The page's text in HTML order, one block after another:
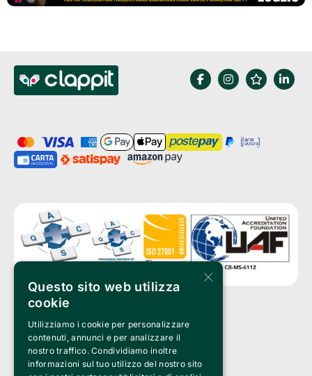
Clappit è un marchio di proprietà di:
Bemils Srl
a Socio Unico
Via Fosse Ardeatine, 4 -20092 Cinisello Balsamo (MI)
PI 05589050961
×
Questo sito web utilizza
cookie
Utilizziamo i cookie per personalizzare
contenuti, annunci e per analizzare il
nostro traffico. Condividiamo inoltre
informazioni sul tuo utilizzo del nostro sito